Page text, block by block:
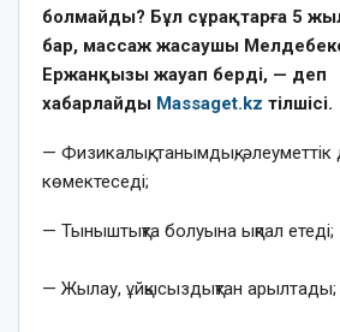
болмайды? Бұл сұрақтарға 5
бар, массаж жасаушы
Ержанқызы жауап берді, — деп
хабарлайды Massaget.kz тілшісі.
— Физикалық, танымдық,
көмектеседі;
— Тыныштықта болуына ықпал етеді;
— Жылау, ұйқысыздықтан арылтады;